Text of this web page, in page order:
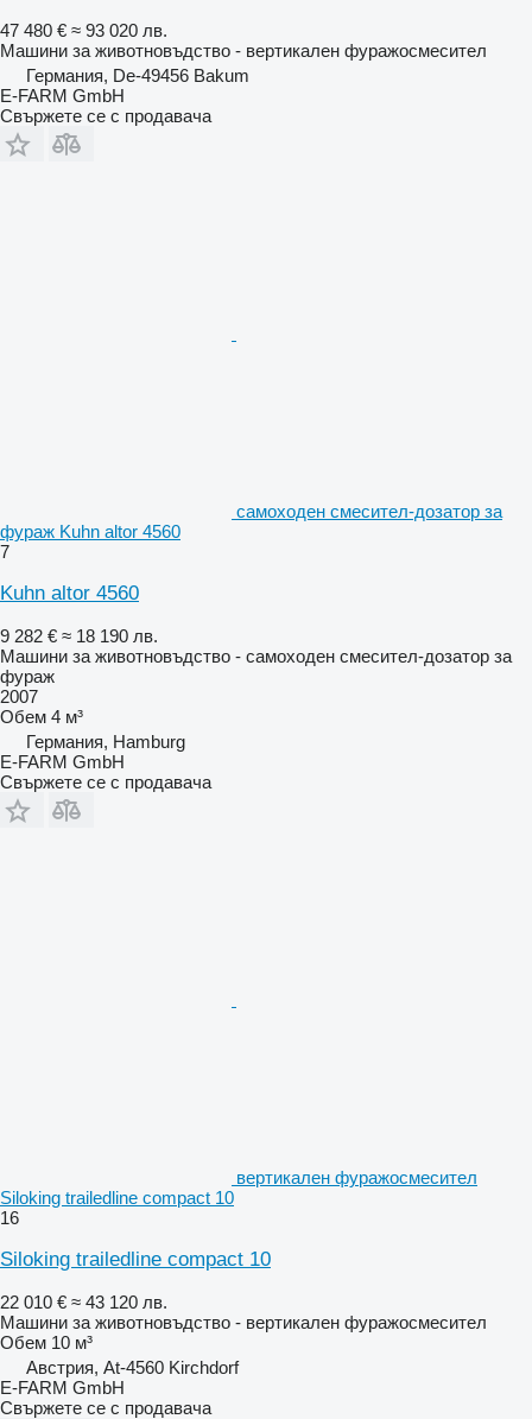
47 480 € ≈ 93 020 лв.
Машини за животновъдство - вертикален фуражосмесител
Германия, De-49456 Bakum
E-FARM GmbH
Свържете се с продавача
самоходен смесител-дозатор за
фураж Kuhn altor 4560
7
Kuhn altor 4560
9 282 € ≈ 18 190 лв.
Машини за животновъдство - самоходен смесител-дозатор за
фураж
2007
Обем 4 м³
Германия, Hamburg
E-FARM GmbH
Свържете се с продавача
вертикален фуражосмесител
Siloking trailedline compact 10
16
Siloking trailedline compact 10
22 010 € ≈ 43 120 лв.
Машини за животновъдство - вертикален фуражосмесител
Обем 10 м³
Австрия, At-4560 Kirchdorf
E-FARM GmbH
Свържете се с продавача